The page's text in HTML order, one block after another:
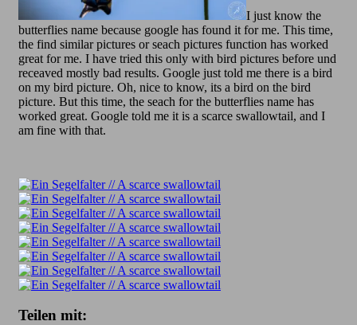
I just know the
butterflies name because google has found it for me. This time,
the find similar pictures or seach pictures function has worked
great for me. I have tried this only with bird pictures before und
receaved mostly bad results. Google just told me there is a bird
on my bird picture. Oh, nice to know, its a bird on the bird
picture. But this time, the seach for the butterflies name has
worked great. Google told me it is a scarce swallowtail, and I
am fine with that.
Teilen mit: